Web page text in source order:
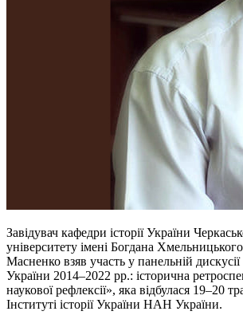
Завідувач кафедри історії України
університету імені Богдана
Масненко взяв участь у панельній
України 2014–2022 рр.: історична
наукової рефлексії», яка відбулася 19–20
Інституті історії України НАН України.